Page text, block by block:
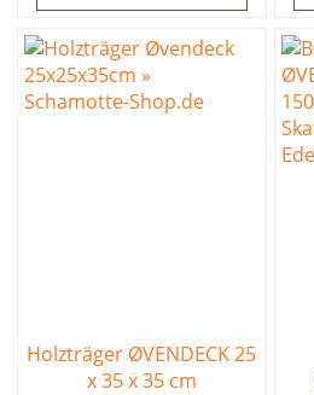
Holzträger ØVENDECK 25
x 35 x 35 cm